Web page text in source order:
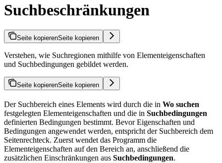
Suchbeschränkungen
Seite kopierenSeite kopieren
Verstehen, wie Suchregionen mithilfe von Elementeigenschaften
und Suchbedingungen gebildet werden.
Seite kopierenSeite kopieren
Der Suchbereich eines Elements wird durch die in Wo suchen
festgelegten Elementeigenschaften und die in Suchbedingungen
definierten Bedingungen bestimmt. Bevor Eigenschaften und
Bedingungen angewendet werden, entspricht der Suchbereich dem
Seitenrechteck. Zuerst wendet das Programm die
Elementeigenschaften auf den Bereich an, anschließend die
zusätzlichen Einschränkungen aus Suchbedingungen.